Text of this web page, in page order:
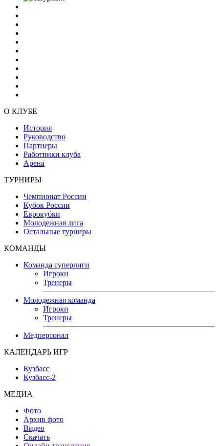
О КЛУБЕ
История
Руководство
Партнеры
Работники клуба
Арена
ТУРНИРЫ
Чемпионат России
Кубок России
Еврокубки
Молодежная лига
Остальные турниры
КОМАНДЫ
Команда суперлиги
Игроки
Тренеры
Молодежная команда
Игроки
Тренеры
Медперсонал
КАЛЕНДАРЬ ИГР
Кузбасс
Кузбасс-2
МЕДИА
Фото
Архив фото
Видео
Скачать